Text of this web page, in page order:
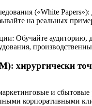
(«White Papers»):
на реальных
Обучайте аудиторию,
хирургически
и сбытовые
корпоративными